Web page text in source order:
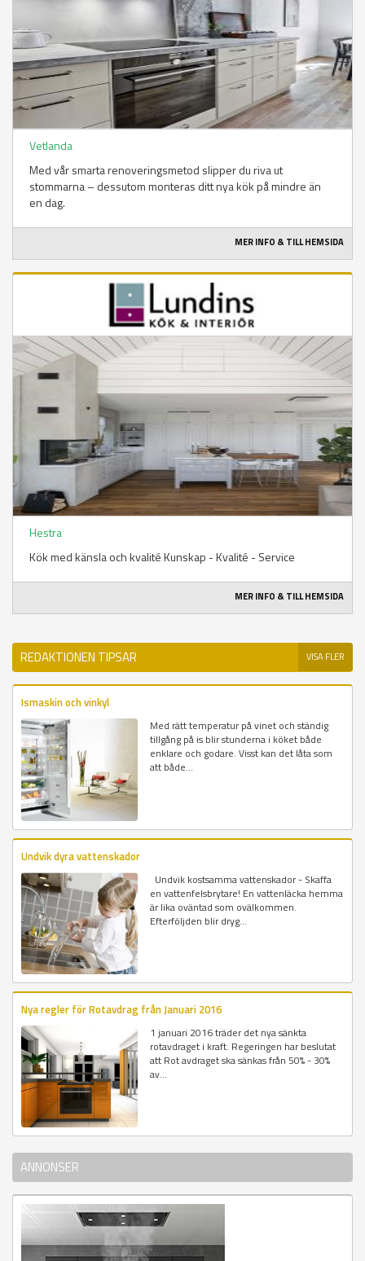
Vetlanda
Med vår smarta renoveringsmetod slipper du riva ut
stommarna – dessutom monteras ditt nya kök på mindre än
en dag.
MER INFO & TILL HEMSIDA
Hestra
Kök med känsla och kvalité Kunskap - Kvalité - Service
MER INFO & TILL HEMSIDA
REDAKTIONEN TIPSAR VISA FLER
Ismaskin och vinkyl
Med rätt temperatur på vinet och ständig
tillgång på is blir stunderna i köket både
enklare och godare. Visst kan det låta som
att både...
Undvik dyra vattenskador
Undvik kostsamma vattenskador - Skaffa
en vattenfelsbrytare! En vattenläcka hemma
är lika oväntad som ovälkommen.
Efterföljden blir dryg...
Nya regler för Rotavdrag från Januari 2016
1 januari 2016 träder det nya sänkta
rotavdraget i kraft. Regeringen har beslutat
att Rot avdraget ska sänkas från 50% - 30%
av...
ANNONSER